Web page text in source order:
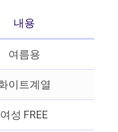
내용
여름용
이트계열
여성 FREE